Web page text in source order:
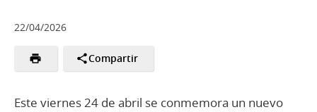
22/04/2026
Compartir
Este viernes 24 de abril se conmemora un nuevo